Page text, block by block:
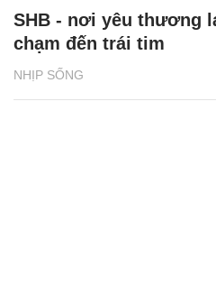
NHỊP SỐNG
SHB - nơi yêu thương
chạm đến trái tim